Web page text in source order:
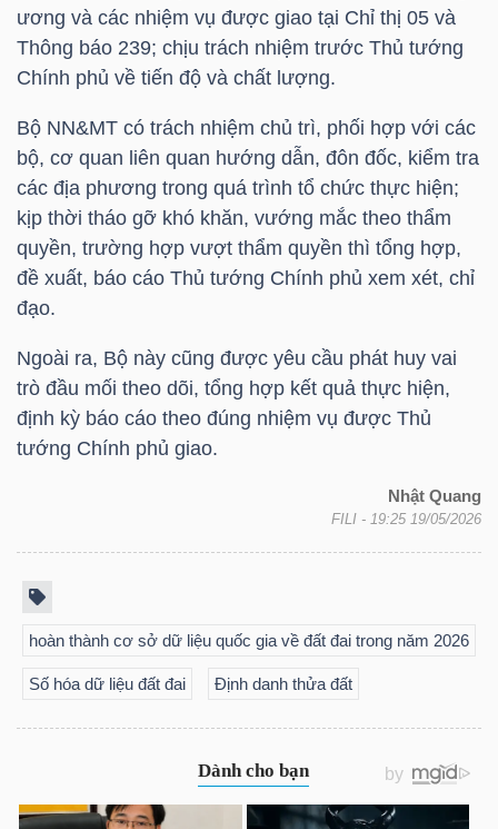
ương và các nhiệm vụ được giao tại Chỉ thị 05 và
Thông báo 239; chịu trách nhiệm trước Thủ tướng
Chính phủ về tiến độ và chất lượng.
Bộ NN&MT có trách nhiệm chủ trì, phối hợp với các
bộ, cơ quan liên quan hướng dẫn, đôn đốc, kiểm tra
các địa phương trong quá trình tổ chức thực hiện;
kịp thời tháo gỡ khó khăn, vướng mắc theo thẩm
quyền, trường hợp vượt thẩm quyền thì tổng hợp,
đề xuất, báo cáo Thủ tướng Chính phủ xem xét, chỉ
đạo.
Ngoài ra, Bộ này cũng được yêu cầu phát huy vai
trò đầu mối theo dõi, tổng hợp kết quả thực hiện,
định kỳ báo cáo theo đúng nhiệm vụ được Thủ
tướng Chính phủ giao.
Nhật Quang
FILI - 19:25 19/05/2026
hoàn thành cơ sở dữ liệu quốc gia về đất đai trong năm 2026
Số hóa dữ liệu đất đai Định danh thửa đất
PHÁI
TRÁI
PHIẾU
CÔNG
CỤ
ĐẦU
LIỆU
(-)
SECTOR